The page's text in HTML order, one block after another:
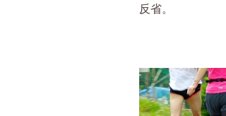
反省。